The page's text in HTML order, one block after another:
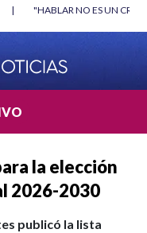
ES UN CRIMEN": CARTA DE
la elección
2026-2030
publicó la lista